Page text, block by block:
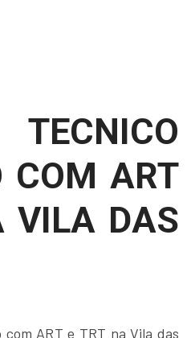
COM ART
VILA DAS
ART e TRT na Vila das